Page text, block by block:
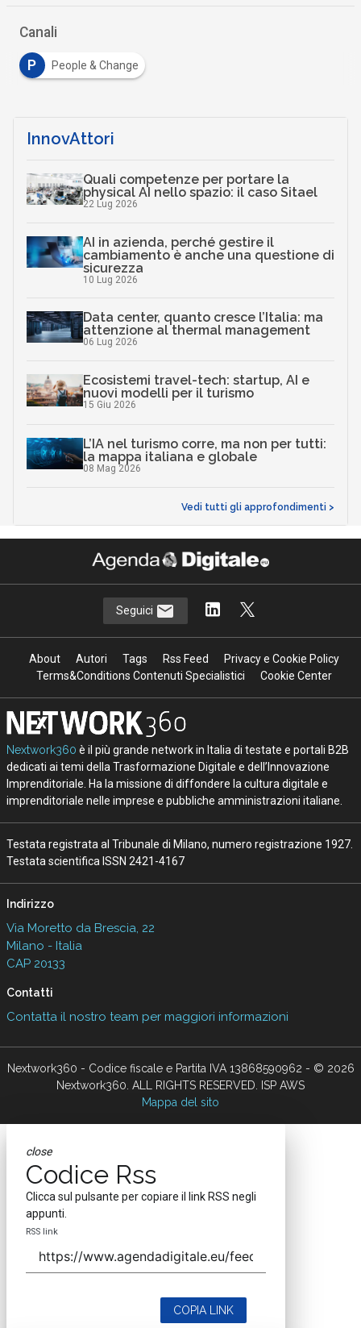
Canali
P People & Change
InnovAttori
Quali competenze per portare la
physical AI nello spazio: il caso Sitael
22 Lug 2026
AI in azienda, perché gestire il
cambiamento è anche una questione di
sicurezza
10 Lug 2026
Data center, quanto cresce l’Italia: ma
attenzione al thermal management
06 Lug 2026
Ecosistemi travel-tech: startup, AI e
nuovi modelli per il turismo
15 Giu 2026
L’IA nel turismo corre, ma non per tutti:
la mappa italiana e globale
08 Mag 2026
Vedi tutti gli approfondimenti >
Seguici
About Autori Tags Rss Feed
Privacy e Cookie Policy
Terms&Conditions Contenuti Specialistici
Cookie Center
Nextwork360 è il più grande network in Italia di testate e portali B2B
dedicati ai temi della Trasformazione Digitale e dell’Innovazione
Imprenditoriale. Ha la missione di diffondere la cultura digitale e
imprenditoriale nelle imprese e pubbliche amministrazioni italiane.
Testata registrata al Tribunale di Milano, numero registrazione 1927.
Testata scientifica ISSN 2421-4167
Indirizzo
Via Moretto da Brescia, 22
Milano - Italia
CAP 20133
Contatti
Contatta il nostro team per maggiori informazioni
Nextwork360 - Codice fiscale e Partita IVA 13868590962 - © 2026
Nextwork360. ALL RIGHTS RESERVED. ISP AWS
Mappa del sito
close
Codice Rss
Clicca sul pulsante per copiare il link RSS negli
appunti.
RSS link
COPIA LINK